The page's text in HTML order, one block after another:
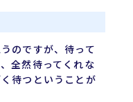
のですが、待って
全然待ってくれな
待つということが